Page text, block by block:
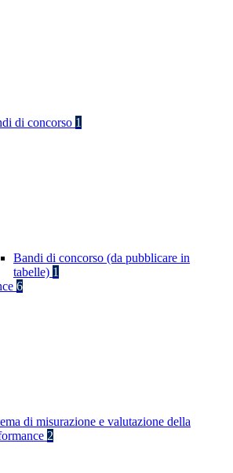
di concorso 1
Bandi di concorso (da pubblicare in
tabelle) 1
6
di misurazione e valutazione della
2